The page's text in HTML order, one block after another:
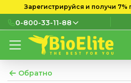
Зарегистрируйся и получи 7%
0-800-33-11-88
0-800-33-11-88
мобильных номеров
Обратно